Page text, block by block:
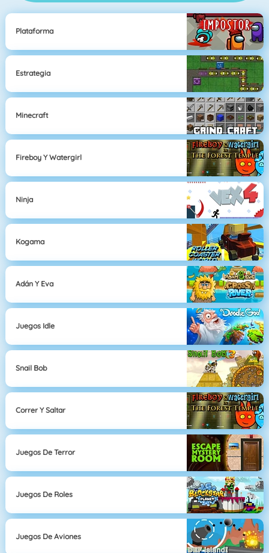
Plataforma
Estrategia
Minecraft
Fireboy Y Watergirl
Ninja
Kogama
Adán Y Eva
Juegos Idle
Snail Bob
Correr Y Saltar
Juegos De Terror
Juegos De Roles
Juegos De Aviones